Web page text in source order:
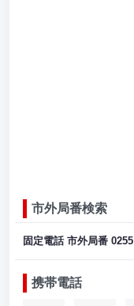
市外局番検索
固定電話 市外局番 0255
携帯電話